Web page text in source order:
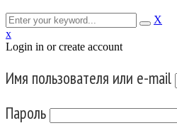
X
x
Login in or create account
Имя пользователя или e-mail
Пароль